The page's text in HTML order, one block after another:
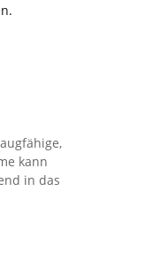
kann
in das